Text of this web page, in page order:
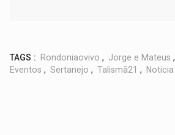
TAGS : Rondoniaovivo , Jorge e Mateus ,
Eventos , Sertanejo , Talismã21 , Notícia